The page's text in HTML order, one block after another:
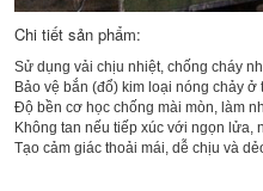
Chi tiết sản phẩm:
Sử dụng vải chịu nhiệt, chống cháy
Bảo vệ bắn (đổ) kim loại nóng chảy ở
Độ bền cơ học chống mài mòn, làm
Không tan nếu tiếp xúc với ngọn lửa,
Tạo cảm giác thoải mái, dễ chịu và